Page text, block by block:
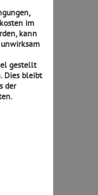
im
kann
gestellt
Dies bleibt
der